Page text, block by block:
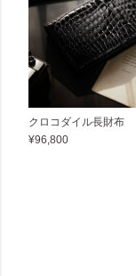
クロコダイル長財布
¥96,800